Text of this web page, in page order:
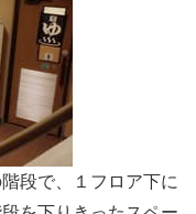
段で、１フロア下に